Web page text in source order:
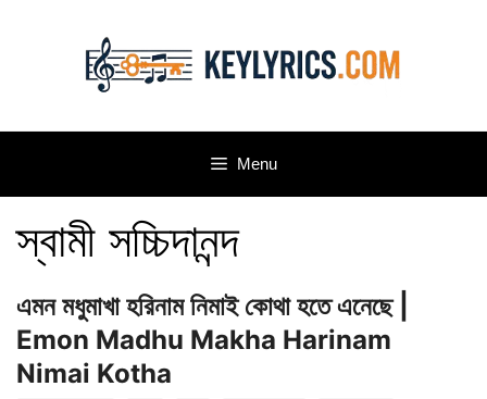
Menu
স্বামী সচ্চিদানন্দ
এমন মধুমাখা হরিনাম নিমাই কোথা হতে এনেছে |
Emon Madhu Makha Harinam
Nimai Kotha